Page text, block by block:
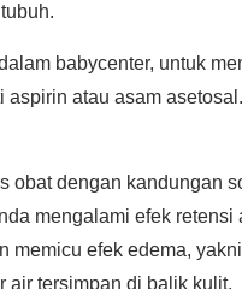
babycenter, untuk
aspirin atau asam
obat dengan kandungan
mengalami efek
memicu efek edema,
air tersimpan di balik kulit.